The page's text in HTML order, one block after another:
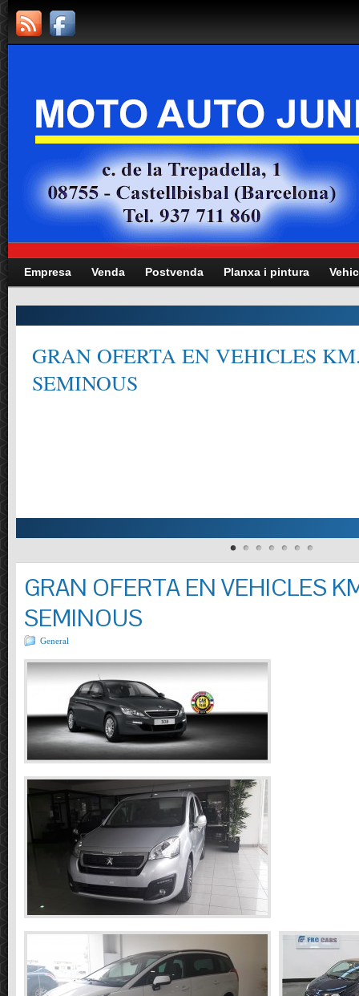
Empresa Venda Postvenda Planxa i pintura
OFERTA EN VEHICLES KM.0,
GRAN OFERTA EN VEHICLES
SEMINOUS
General